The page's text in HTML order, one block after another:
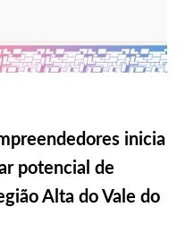
inicia
potencial de
Alta do Vale do